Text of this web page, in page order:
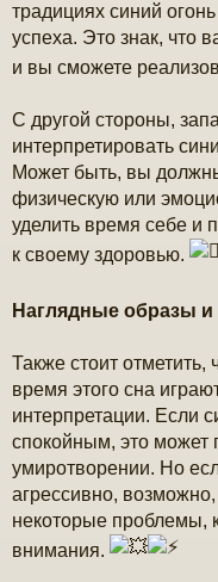
традициях синий
успеха. Это знак, что
и вы сможете
С другой стороны,
интерпретировать
Может быть, вы
физическую или
уделить время себе и
к своему здоровью.
Наглядные образы
Также стоит отметить,
время этого сна
интерпретации. Если
спокойным, это может
умиротворении. Но
агрессивно,
некоторые проблемы,
внимания.